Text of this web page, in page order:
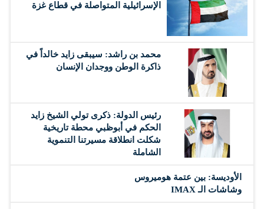
الإسرائيلية المتواصلة في قطاع غزة
محمد بن راشد: سيبقى زايد خالداً في
ذاكرة الوطن ووجدان الإنسان
رئيس الدولة: ذكرى تولي الشيخ زايد
الحكم في أبوظبي محطة تاريخية
شكلت انطلاقة مسيرتنا التنموية
الشاملة
الأوديسة: بين عتمة هوميروس
وشاشات الـ IMAX